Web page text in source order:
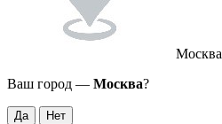
Москва
Ваш город — Москва?
Да Нет